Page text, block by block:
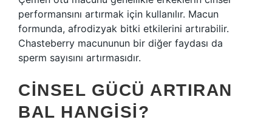
performansını artırmak için kullanılır. Macun
formunda, afrodizyak bitki etkilerini artırabilir.
Chasteberry macununun bir diğer faydası da
sperm sayısını artırmasıdır.
CINSEL GÜCÜ ARTIRAN
BAL HANGISI?